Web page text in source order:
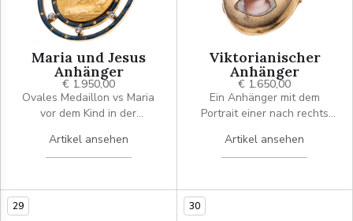
Maria und Jesus
Anhänger
€ 1.950,00
Ovales Medaillon vs Maria
vor dem Kind in der
"Vigila et Vigilabit Sempe, rs
ein Anker (gestaltet wohl
Rahmen aus zwei blauen
emaillierten Kreisenringen
Artikel ansehen
Viktorianischer
Anhänger
€ 1.650,00
Ein Anhänger mit dem
Portrait einer nach rechts
Dame, die im Haar ein
Kettchen mittig mit einer
Augen bestehen aus
Artikel ansehen
29 30